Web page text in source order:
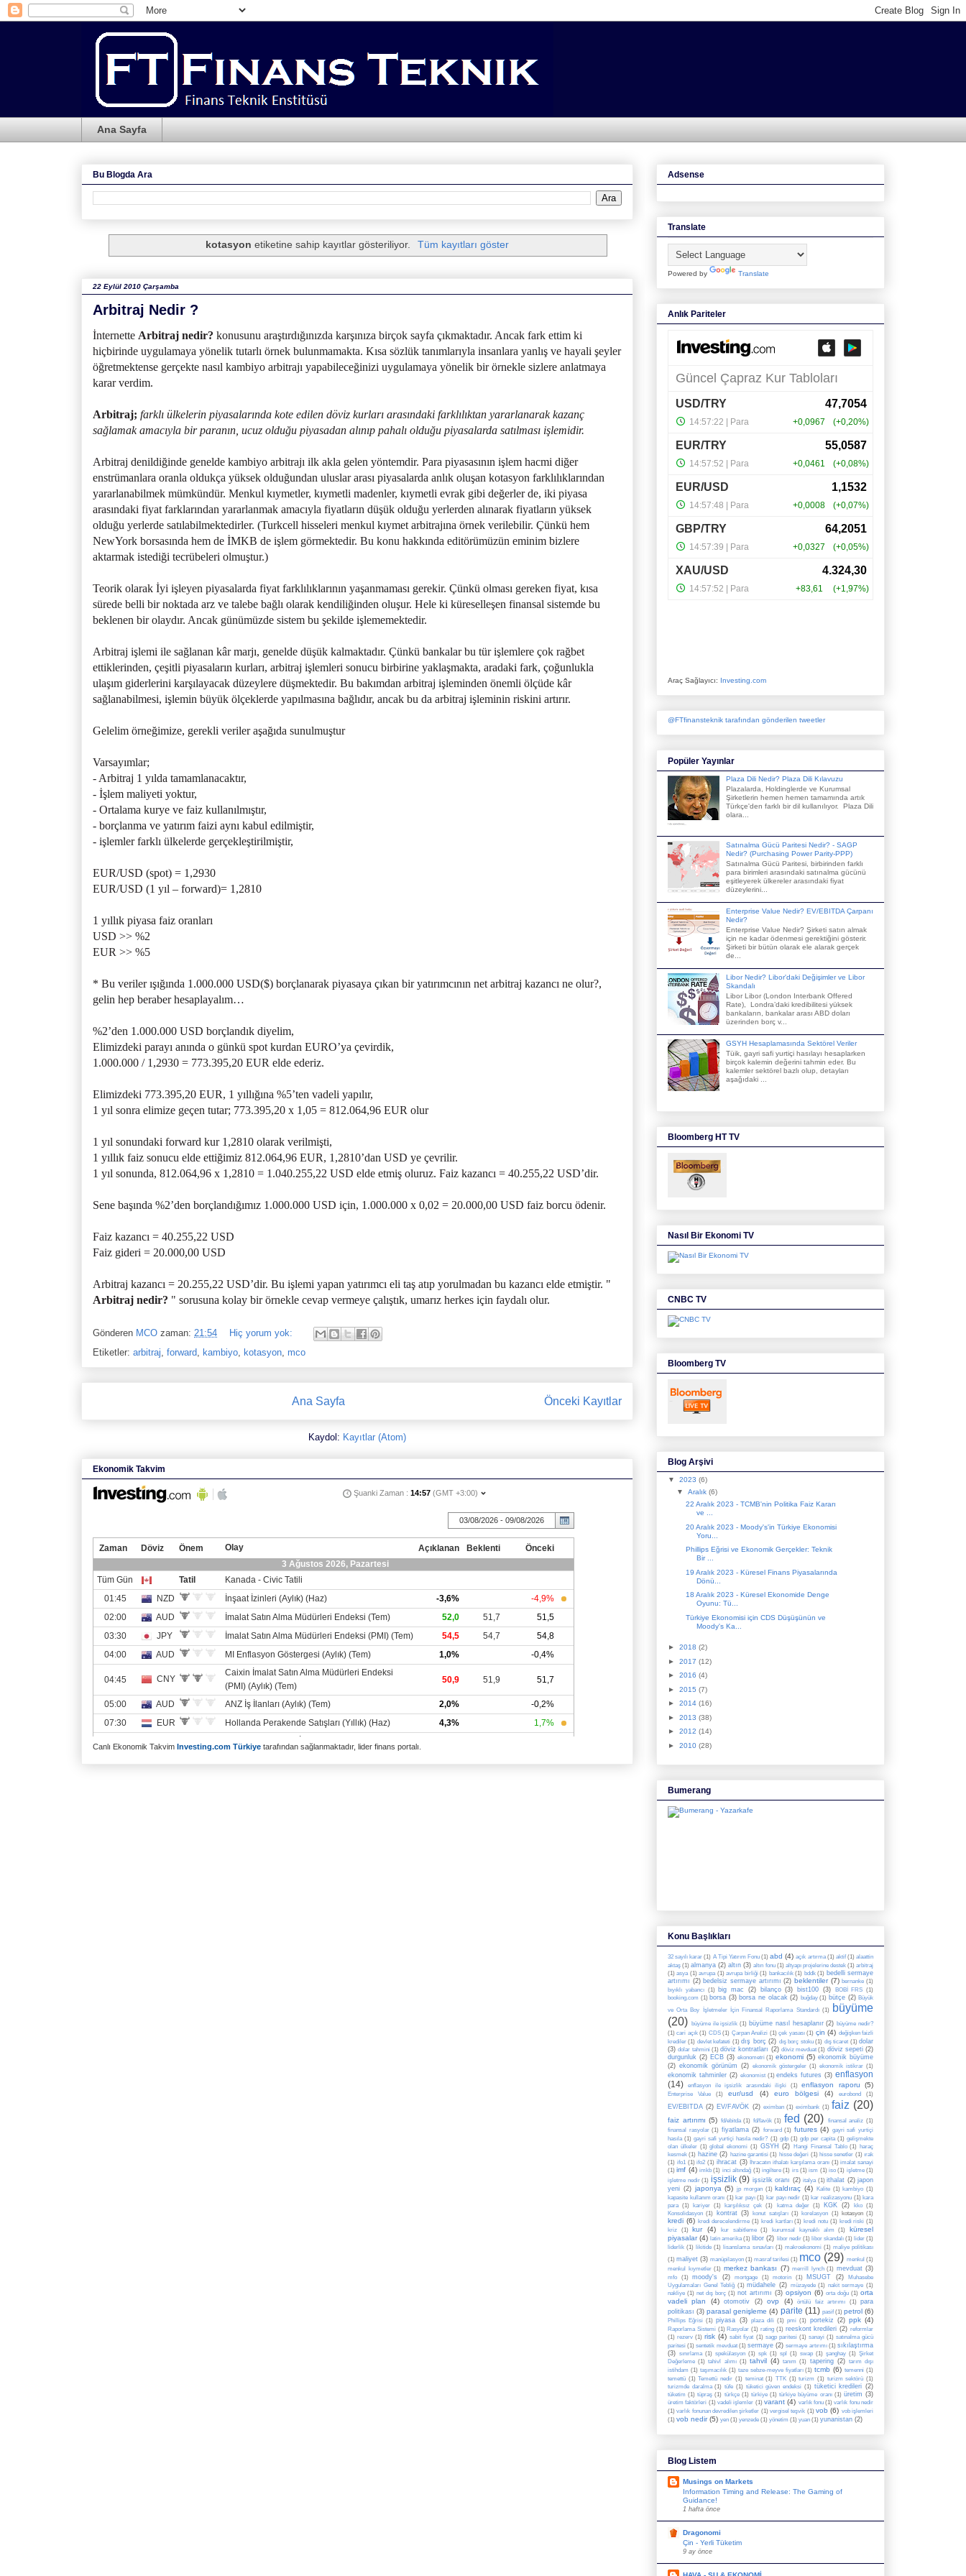
Ana Sayfa
Bu Blogda Ara
kotasyon etiketine sahip kayıtlar gösteriliyor. Tüm kayıtları göster
22 Eylül 2010 Çarşamba
Arbitraj Nedir ?
İnternette Arbitraj nedir? konusunu araştırdığınızda karşınıza birçok sayfa çıkmaktadır. Ancak fark ettim ki
hiçbirinde uygulamaya yönelik tutarlı örnek bulunmamakta. Kısa sözlük tanımlarıyla insanlara yanlış ve hayali şeyler
öğretmektense gerçekte nasıl kambiyo arbitrajı yapabileceğinizi uygulamaya yönelik bir örnekle sizlere anlatmaya
karar verdim.
Arbitraj; farklı ülkelerin piyasalarında kote edilen döviz kurları arasındaki farklılıktan yararlanarak kazanç
sağlamak amacıyla bir paranın, ucuz olduğu piyasadan alınıp pahalı olduğu piyasalarda satılması işlemidir.
Arbitraj denildiğinde genelde kambiyo arbitrajı ilk akla gelen yöntemdir. Para piyasasının işlem hacmi diğer
enstrümanlara oranla oldukça yüksek olduğundan uluslar arası piyasalarda anlık oluşan kotasyon farklılıklarından
yararlanabilmek mümkündür. Menkul kıymetler, kıymetli madenler, kıymetli evrak gibi değerler de, iki piyasa
arasındaki fiyat farklarından yararlanmak amacıyla fiyatların düşük olduğu yerlerden alınarak fiyatların yüksek
olduğu yerlerde satılabilmektedirler. (Turkcell hisseleri menkul kıymet arbitrajına örnek verilebilir. Çünkü hem
NewYork borsasında hem de İMKB de işlem görmektedir. Bu konu hakkında editörümüzün eminim bizlere
aktarmak istediği tecrübeleri olmuştur.)
Teorik olarak İyi işleyen piyasalarda fiyat farklılıklarının yaşanmaması gerekir. Çünkü olması gereken fiyat, kısa
sürede belli bir noktada arz ve talebe bağlı olarak kendiliğinden oluşur. Hele ki küreselleşen finansal sistemde bu
beklenen bir olaydır. Ancak günümüzde sistem bu şekilde işlememektedir.
Arbitraj işlemi ile sağlanan kâr marjı, genelde düşük kalmaktadır. Çünkü bankalar bu tür işlemlere çok rağbet
ettiklerinden, çeşitli piyasaların kurları, arbitraj işlemleri sonucu birbirine yaklaşmakta, aradaki fark, çoğunlukla
ulaşım giderlerini karşılayacak düzeylere düşmektedir. Bu bakımdan arbitraj işleminden önemli ölçüde kâr
sağlanabilmesi, işlemin büyük ölçeklerde yapılmasına bağlıdır, ancak bu da arbitraj işleminin riskini artırır.
Gelelim örneğimize, gerekli veriler aşağıda sunulmuştur
Varsayımlar;
- Arbitraj 1 yılda tamamlanacaktır,
- İşlem maliyeti yoktur,
- Ortalama kurye ve faiz kullanılmıştır,
- borçlanma ve yatırım faizi aynı kabul edilmiştir,
- işlemler farklı ülkelerde gerçekleştirilmiştir,
EUR/USD (spot) = 1,2930
EUR/USD (1 yıl – forward)= 1,2810
1 yıllık piyasa faiz oranları
USD >> %2
EUR >> %5
* Bu veriler ışığında 1.000.000 USD($) borçlanarak piyasaya çıkan bir yatırımcının net arbitraj kazancı ne olur?,
gelin hep beraber hesaplayalım…
%2’den 1.000.000 USD borçlandık diyelim,
Elimizdeki parayı anında o günkü spot kurdan EURO’ya çevirdik,
1.000.000 / 1,2930 = 773.395,20 EUR elde ederiz.
Elimizdeki 773.395,20 EUR, 1 yıllığına %5’ten vadeli yapılır,
1 yıl sonra elimize geçen tutar; 773.395,20 x 1,05 = 812.064,96 EUR olur
1 yıl sonundaki forward kur 1,2810 olarak verilmişti,
1 yıllık faiz sonucu elde ettiğimiz 812.064,96 EUR, 1,2810’dan USD ye çevrilir.
1 yıl sonunda, 812.064,96 x 1,2810 = 1.040.255,22 USD elde etmiş oluruz. Faiz kazancı = 40.255,22 USD’dir.
Sene başında %2’den borçlandığımız 1.000.000 USD için, 1.000.000 x 0,02 = 20.000,00 USD faiz borcu ödenir.
Faiz kazancı = 40.255,22 USD
Faiz gideri = 20.000,00 USD
Arbitraj kazancı = 20.255,22 USD’dir. Bu işlemi yapan yatırımcı eli taş atıp yorulmadan bu kazancı elde etmiştir. "
Arbitraj nedir? " sorusuna kolay bir örnekle cevap vermeye çalıştık, umarız herkes için faydalı olur.
Gönderen MCO zaman: 21:54
Hiç yorum yok:
Etiketler: arbitraj forward kambiyo kotasyon mco
Önceki Kayıtlar
Ana Sayfa
Kaydol: Kayıtlar (Atom)
Ekonomik Takvim
Canlı Ekonomik Takvim Investing.com Türkiye tarafından sağlanmaktadır, lider finans portalı.
Adsense
Translate
Powered by Translate
Anlık Pariteler
Araç Sağlayıcı: Investing.com
@FTfinansteknik tarafından gönderilen tweetler
Popüler Yayınlar
Plaza Dili Nedir? Plaza Dili Kılavuzu
Plazalarda, Holdinglerde ve Kurumsal
Şirketlerin hemen hemen tamamında artık
Türkçe'den farklı bir dil kullanılıyor. Plaza Dili
olara...
Satınalma Gücü Paritesi Nedir? - SAGP
Nedir? (Purchasing Power Parity-PPP)
Satınalma Gücü Paritesi, birbirinden farklı
para birimleri arasındaki satınalma gücünü
eşitleyerek ülkereler arasındaki fiyat
düzeylerini...
Enterprise Value Nedir? EV/EBITDA Çarpanı
Nedir?
Enterprise Value Nedir? Şirketi satın almak
için ne kadar ödenmesi gerektiğini gösterir.
Şirketi bir bütün olarak ele alarak gerçek
de...
Libor Nedir? Libor'daki Değişimler ve Libor
Skandalı
Libor Libor (London Interbank Offered
Rate), Londra’daki kredibilitesi yüksek
bankaların, bankalar arası ABD doları
üzerinden borç v...
GSYH Hesaplamasında Sektörel Veriler
Tüik, gayri safi yurtiçi hasılayı hesaplarken
birçok kalemin değerini tahmin eder. Bu
kalemler sektörel bazlı olup, detayları
aşağıdaki ...
Bloomberg HT TV
Nasıl Bir Ekonomi TV
CNBC TV
Bloomberg TV
Blog Arşivi
▼ 2023 (6)
▼ Aralık (6)
22 Aralık 2023 - TCMB'nin Politika Faiz Kararı
ve ...
20 Aralık 2023 - Moody's'in Türkiye Ekonomisi
Yoru...
Phillips Eğrisi ve Ekonomik Gerçekler: Teknik
Bir ...
19 Aralık 2023 - Küresel Finans Piyasalarında
Dönü...
18 Aralık 2023 - Küresel Ekonomide Denge
Oyunu: Tü...
Türkiye Ekonomisi için CDS Düşüşünün ve
Moody's Ka...
► 2018 (2)
► 2017 (12)
► 2016 (4)
► 2015 (7)
► 2014 (16)
► 2013 (38)
► 2012 (14)
► 2010 (28)
Bumerang
Konu Başlıkları
32 sayılı karar (1) A Tipi Yatırım Fonu (1) abd (4) açık artırma (1) aktif (1) alaattin
aktaş (1) almanya (2) altın (3) altın fonu (1) altyapı projelerine destek (1) arbitraj
(1) asya (1) avrupa (1) avrupa birliği (1) bankacılık (1) bddk (1) bedelli sermaye
artırımı (2) bedelsiz sermaye artırımı (2) beklentiler (7) bernanke (1)
bıyıklı yabancı (1) big mac (2) bilanço (3) bist100 (3) BOBİ FRS (1)
booking.com (1) borsa (3) borsa ne olacak (2) buğday (1) bütçe (2) Büyük
ve Orta Boy İşletmeler İçin Finansal Raporlama Standardı (1)
büyüme
(20)
büyüme ile işsizlik (1) büyüme nasıl hesaplanır (2) büyüme nedir?
(1) cari açık (1) CDS (1) Çarpan Analizi (1) çek yasası (1) çin (4) değişken faizli
krediler (1) devlet kefateti (1) dış borç (2) dış borç stoku (1) dış ticaret (1) dolar
(3) dolar tahmini (1) döviz kontratları (2) döviz mevduat (1) döviz sepeti (2)
durgunluk (2) ECB (3) ekonometri (1) ekonomi (5) ekonomik büyüme
(2) ekonomik görünüm (2) ekonomik göstergeler (1) ekonomik istikrar (1)
ekonomik tahminler (2) ekonomist (1) endeks futures (3) enflasyon
(14)
enflasyon ile işsizlik arasındaki ilişki (1) enflasyon raporu (5)
Enterprise Value (1) eur/usd (4) euro bölgesi (4) eurobond (1)
EV/EBITDA (2) EV/FAVÖK (2) eximban (1) eximbank (1) faiz (20)
faiz artırımı (5) fd/ebitda (1) fd/favök (1) fed (20) finansal analiz (1)
finansal rasyolar (1) fiyatlama (2) forward (1) futures (4) gayri safi yurtiçi
hasıla (1) gayri safi yurtiçi hasıla nedir? (1) gdp (1) gdp per capita (1) gelişmekte
olan ülkeler (1) global ekonomi (1) GSYH (2) Hangi Finansal Tablo (1)
haraç
kesmek (1) hazine (2) hazine garantisi (1) hisse değeri (1) hisse senetler (1) ırak
(1) ifo1 (1) ifo2 (1) ihracat (3) İhracatın ithalatı karşılama oranı (1) imalat sanayi
(1) imf (4) imkb (1) inci altındağ (1) ingiltere (1) irs (1) ism (1) iso (1) işletme (1)
işletme nedir (1) işsizlik (9) işsizlik oranı (2) italya (1) ithalat (2) japon
yeni (2) japonya (5) jp morgan (1) kaldıraç (4) Kalite (1) kambiyo (1)
kapasite kullanım oranı (1) kar payı (1) kar payı nedir (1) kar realizasyonu (1) kara
para (1) kariyer (1) karşılıksız çek (1) katma değer (1) KGK (2) kko (1)
Konsolidasyon (1) kontrat (3) konut satışları (1) korelasyon (1) kotasyon (1)
kredi (6) kredi derecelendirme (1) kredi kartları (1) kredi notu (1) kredi riski (1)
kriz
(1) kur (4) kur sabitleme (1) kurumsal kaynaklı alım (1)
küresel
piyasalar (4) latin amerika (1) libor (2) libor nedir (1) libor skandalı (1) lider (1)
liderlik (1) likitide (1) lisanslama sınavları (1) makroekonomi (1) maliye politikası
(1) maliyet (3) manüpilasyon (1) masraf tarifesi (1) mco (29) menkul (1)
menkul kıymetler (1) merkez bankası (7) merrill lynch (1) mevduat (3)
mfo (1) moody's (2) mortgage (1) motorin (1) MSUGT (2)
Muhasebe
Uygulamaları Genel Tebliğ (1) müdahele (2) müzayede (1) nakit sermaye (1)
nakliye (1) net dış borç (1) not artırımı (3) opsiyon (6) orta doğu (1) orta
vadeli plan
(4) otomotiv (2) ovp (4) örtülü faiz artırımı (1)
para
politikası (3) parasal genişleme (4) parite (11) pasif (1) petrol (6)
Phillips Eğrisi (1) piyasa (3) plaza dili (1) pmi (1) portekiz (2) ppk (4)
Raporlama Sistemi (1) Rasyolar (1) rating (1) reeskont kredileri (2) reformlar
(1) rezerv (1) risk (4) sabit fiyat (1) sagp paritesi (1) sanayi (1) satınalma gücü
paritesi (1) sentetik mevduat (1) sermaye (2) sermaye artırımı (1) sıkılaştırma
(3) sınırlama (1) spekülasyon (1) spk (1) spl (1) swap (1) şanghay (1) Şirket
Değerleme (1) tahivl alımı (1) tahvil (4) tanım (1) tapering (2) tarım dışı
istihdam (1) taşımacılık (1) taze sebze-meyve fiyatları (1) tcmb (6) temenni (1)
temettü (1) Temettü nedir (1) teminat (1) TTK (1) turizm (1) turizm sektörü (1)
turizmde daralma (1) tüfe (1) tüketici güven endeksi (1) tüketici kredileri (2)
tüketim (1) tüpraş (1) türkçe (1) türkiye (1) türkiye büyüme oranı (1) üretim (3)
üretim faktörleri (1) vadeli işlemler (1) varant (4) varlık fonu (1) varlık fonu nedir
(1) varlık fonunan devredilen şirketler (1) vergisel teşvik (1) vob (6) vob işlemleri
(1) vob nedir (5) yen (1) yenzede (1) yönetim (1) yuan (1) yunanistan (2)
Blog Listem
Musings on Markets
Information Timing and Release: The Gaming of
Guidance!
1 hafta önce
Dragonomi
Çin - Yerli Tüketim
9 ay önce